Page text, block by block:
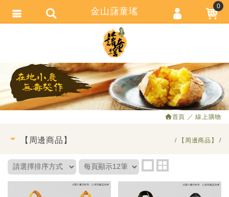
首頁 線上購物
【周邊商品】
【周邊商品】
金山藷童瑤 0
會員登入
會員註冊
忘記密碼
訂單查詢
追蹤清單
繁體中文